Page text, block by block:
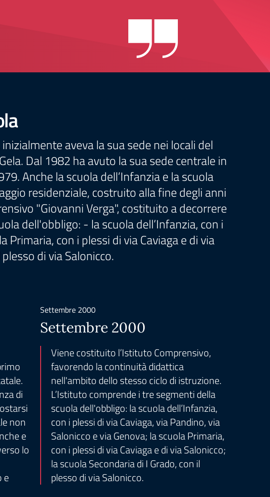
aveva la sua sede nei locali del
Dal 1982 ha avuto la sua sede centrale in
Anche la scuola dell’Infanzia e la scuola
residenziale, costruito alla fine degli anni
"Giovanni Verga", costituito a decorrere
dell'obbligo: - la scuola dell’Infanzia, con i
Primaria, con i plessi di via Caviaga e di via
di via Salonicco.
di
non
e
lo
e
Settembre 2000
Settembre 2000
Viene costituito l’Istituto Comprensivo,
favorendo la continuità didattica
nell'ambito dello stesso ciclo di istruzione.
L’Istituto comprende i tre segmenti della
scuola dell'obbligo: la scuola dell’Infanzia,
con i plessi di via Caviaga, via Pandino, via
Salonicco e via Genova; la scuola Primaria,
con i plessi di via Caviaga e di via Salonicco;
la scuola Secondaria di I Grado, con il
plesso di via Salonicco.